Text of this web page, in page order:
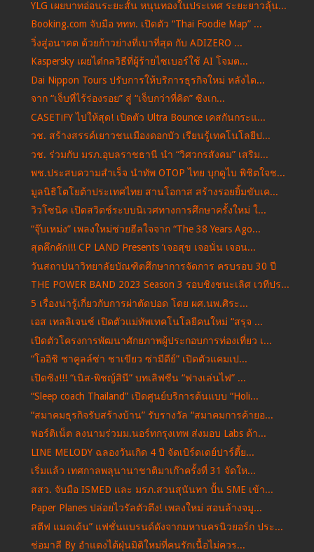
YLG เผยบาทอ่อนระยะสั้น หนุนทองในประเทศ ระยะยาวลุ้น...
Booking.com จับมือ ททท. เปิดตัว “Thai Foodie Map” ...
วิ่งสู่อนาคต ด้วยก้าวย่างที่เบาที่สุด กับ ADIZERO ...
Kaspersky เผยไต๋กลวิธีที่ผู้ร้ายไซเบอร์ใช้ AI โจมต...
Dai Nippon Tours ปรับการให้บริการธุรกิจใหม่ หลังได...
จาก “เจ็บที่ไร้ร่องรอย” สู่ “เจ็บกว่าที่คิด” ซิงเก...
CASETiFY ไปให้สุด! เปิดตัว Ultra Bounce เคสกันกระแ...
วช. สร้างสรรค์เยาวชนเมืองดอกบัว เรียนรู้เทคโนโลยีป...
วช. ร่วมกับ มรภ.อุบลราชธานี นำ “วิศวกรสังคม” เสริม...
พช.ประสบความสำเร็จ นำทัพ OTOP ไทย บุกดูไบ พิชิตใจช...
มูลนิธิโตโยต้าประเทศไทย สานโอกาส สร้างรอยยิ้มขับเค...
วิวโซนิค เปิดสวิตช์ระบบนิเวศทางการศึกษาครั้งใหม่ ใ...
“จุ๊บเหม่ง” เพลงใหม่ช่วยฮีลใจจาก “The 38 Years Ago...
สุดคึกคัก!!! CP LAND Presents ‘เจอสุข เจอนั่น เจอน...
วันสถาปนาวิทยาลัยบัณฑิตศึกษาการจัดการ ครบรอบ 30 ปี
THE POWER BAND 2023 Season 3 รอบชิงชนะเลิศ เวทีปร...
5 เรื่องน่ารู้เกี่ยวกับการผ่าตัดปอด โดย ผศ.นพ.ศิระ...
เอส เทลลิเจนซ์ เปิดตัวแม่ทัพเทคโนโลยีคนใหม่ “สรุจ ...
เปิดตัวโครงการพัฒนาศักยภาพผู้ประกอบการท่องเที่ยว เ...
“โออิชิ ชาคูลล์ซ่า ชาเขียว ซ่ามีดีย์” เปิดตัวแคมเป...
เปิดซิง!!! “เนิส-พิชญ์สินี” บทเลิฟซีน “ฟางเล่นไฟ” ...
“Sleep coach Thailand” เปิดศูนย์บริการต้นแบบ “Holi...
“สมาคมธุรกิจรับสร้างบ้าน” รับรางวัล “สมาคมการค้ายอ...
ฟอร์ติเน็ต ลงนามร่วมม.นอร์ทกรุงเทพ ส่งมอบ Labs ด้า...
LINE MELODY ฉลองวันเกิด 4 ปี จัดเบิร์ดเดย์ปาร์ตี้ย...
เริ่มแล้ว เทศกาลพลุนานาชาติมาเก๊าครั้งที่ 31 จัดให...
สสว. จับมือ ISMED และ มรภ.สวนสุนันทา ปั้น SME เข้า...
Paper Planes ปล่อยไวรัลตัวตึง! เพลงใหม่ สอนล้างจมู...
สตีฟ แมดเด้น” แฟชั่นแบรนด์ดังจากมหานครนิวยอร์ก ประ...
ช่อมาลี By อำแดงไต้ฝุ่นมิติใหม่ที่คนรักเนื้อไม่ควร...